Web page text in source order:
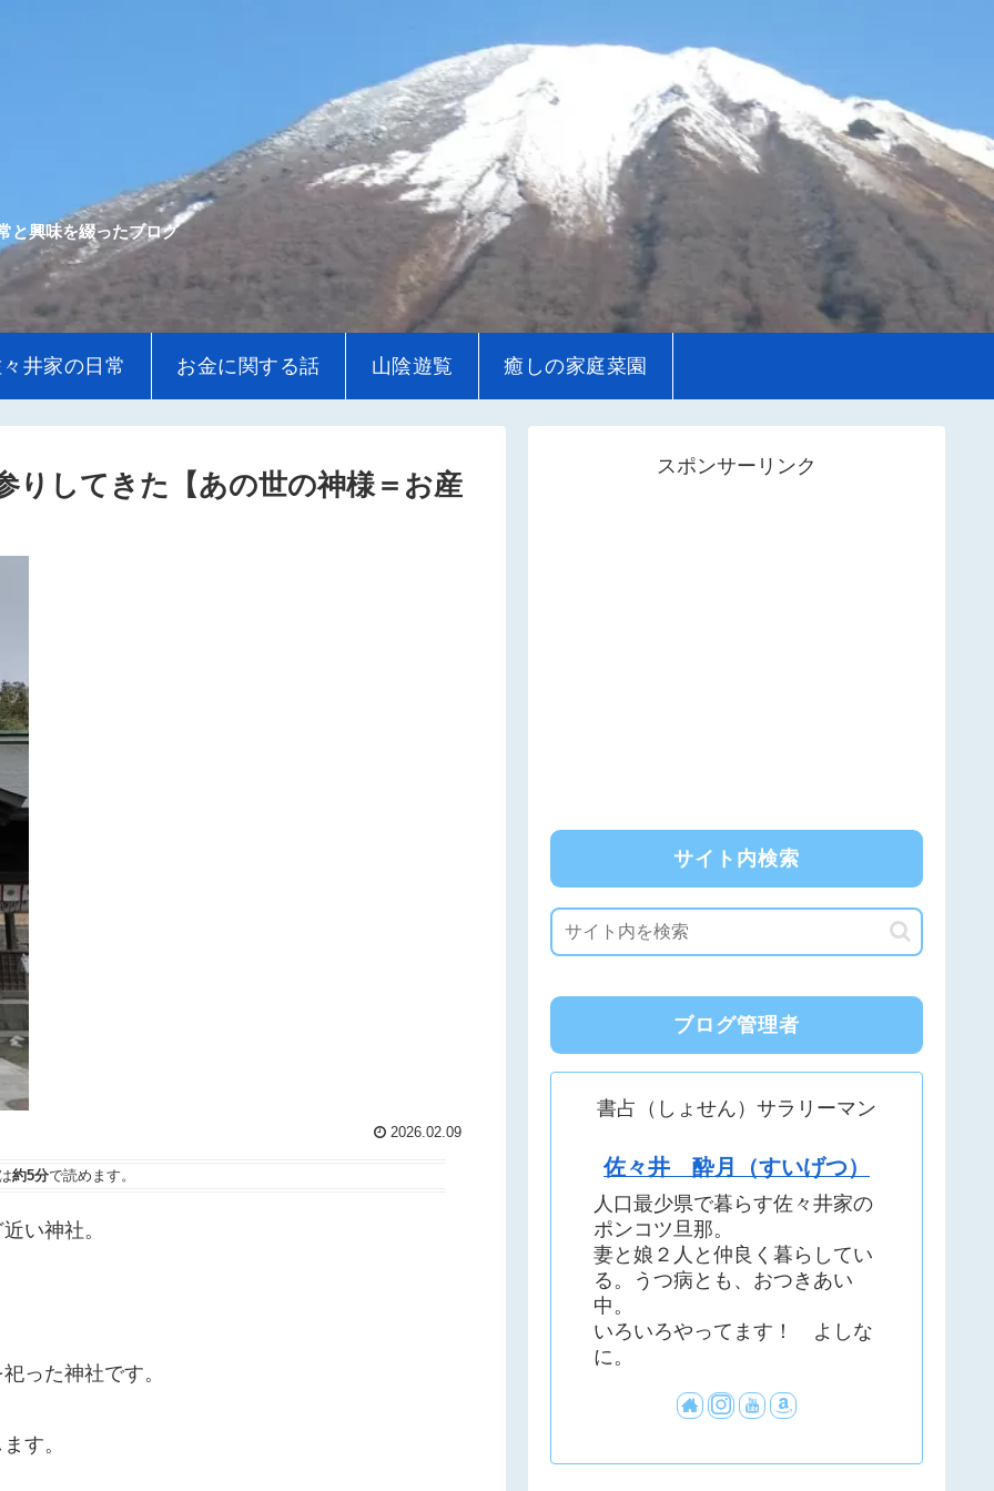
と興味を綴ったブログ
井家の日常 お金に関する話 山陰遊覧 癒しの家庭菜園
りしてきた【あの世の神様＝お産
2026.02.09
約5分で読めます。
い神社。
った神社です。
す。
スポンサーリンク
サイト内検索
ブログ管理者
書占（しょせん）サラリーマン
佐々井 酔月（すいげつ）
人口最少県で暮らす佐々井家の
ポンコツ旦那。
妻と娘２人と仲良く暮らしてい
る。うつ病とも、おつきあい
中。
いろいろやってます！ よしな
に。